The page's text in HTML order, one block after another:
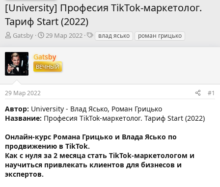
[University] Професия TikTok-маркетолог.
Тариф Start (2022)
А
т
о
р
м
ы
Gatsby
Д
т
а
н
а
л
а
29 Мар 2022
Твлад ясько роман грицько
Gatsby
ВЕЧНЫЙ
29 Мар 2022 #1
Автор: University - Влад Ясько, Роман Грицько
Название: Професия TikTok-маркетолог. Тариф Start (2022)
Онлайн-курс Романа Грицько и Влада Ясько по
продвижению в TikTok.
Как с нуля за 2 месяца стать TikTok-маркетологом и
научиться привлекать клиентов для бизнесов и
экспертов.